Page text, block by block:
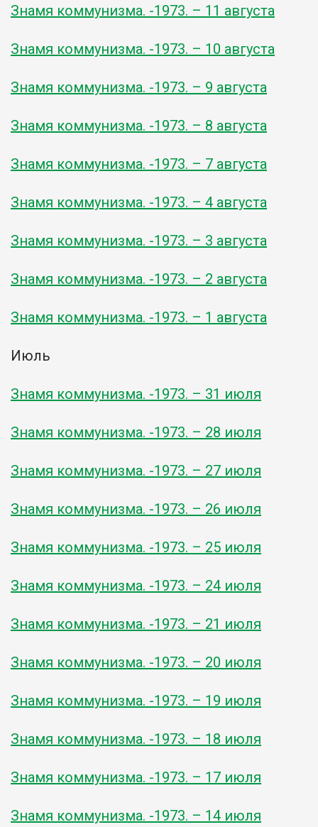
Знамя коммунизма. -1973. – 11 августа
Знамя коммунизма. -1973. – 10 августа
Знамя коммунизма. -1973. – 9 августа
Знамя коммунизма. -1973. – 8 августа
Знамя коммунизма. -1973. – 7 августа
Знамя коммунизма. -1973. – 4 августа
Знамя коммунизма. -1973. – 3 августа
Знамя коммунизма. -1973. – 2 августа
Знамя коммунизма. -1973. – 1 августа
Июль
Знамя коммунизма. -1973. – 31 июля
Знамя коммунизма. -1973. – 28 июля
Знамя коммунизма. -1973. – 27 июля
Знамя коммунизма. -1973. – 26 июля
Знамя коммунизма. -1973. – 25 июля
Знамя коммунизма. -1973. – 24 июля
Знамя коммунизма. -1973. – 21 июля
Знамя коммунизма. -1973. – 20 июля
Знамя коммунизма. -1973. – 19 июля
Знамя коммунизма. -1973. – 18 июля
Знамя коммунизма. -1973. – 17 июля
Знамя коммунизма. -1973. – 14 июля